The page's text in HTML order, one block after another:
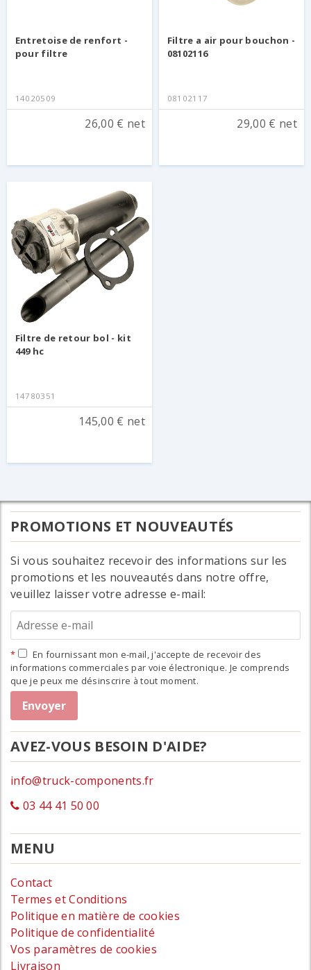
Entretoise de renfort -
pour filtre
14020509
26,00 € net
Filtre a air pour bouchon -
08102116
08102117
29,00 € net
Filtre de retour bol - kit
449 hc
14780351
145,00 € net
PROMOTIONS ET NOUVEAUTÉS
Si vous souhaitez recevoir des informations sur les
promotions et les nouveautés dans notre offre,
veuillez laisser votre adresse e-mail:
En fournissant mon e-mail, j'accepte de recevoir des
informations commerciales par voie électronique. Je comprends
que je peux me désinscrire à tout moment.
AVEZ-VOUS BESOIN D'AIDE?
info@truck-components.fr
03 44 41 50 00
MENU
Contact
Termes et Conditions
Politique en matière de cookies
Politique de confidentialité
Vos paramètres de cookies
Livraison